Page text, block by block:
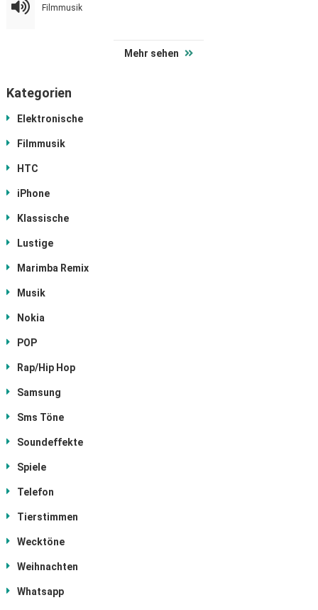
Filmmusik
Mehr sehen
Kategorien
Elektronische
Filmmusik
HTC
iPhone
Klassische
Lustige
Marimba Remix
Musik
Nokia
POP
Rap/Hip Hop
Samsung
Sms Töne
Soundeffekte
Spiele
Telefon
Tierstimmen
Wecktöne
Weihnachten
Whatsapp